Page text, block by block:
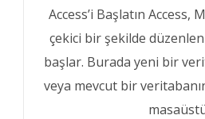
Access’i Başlatın
çekici bir şekilde
başlar. Burada yeni bir
veya mevcut bir